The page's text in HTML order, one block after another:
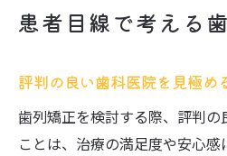
患者目線で考える
評判の良い歯科医院を見極め
歯列矯正を検討する際、評判
ことは、治療の満足度や安心